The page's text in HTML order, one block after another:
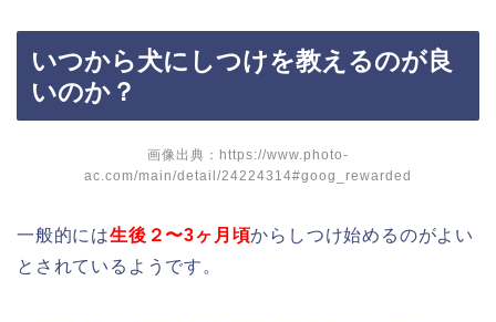
いつから犬にしつけを教えるのが良
いのか？
画像出典：https://www.photo-
ac.com/main/detail/24224314#goog_rewarded
一般的には生後２〜3ヶ月頃からしつけ始めるのがよい
とされているようです。